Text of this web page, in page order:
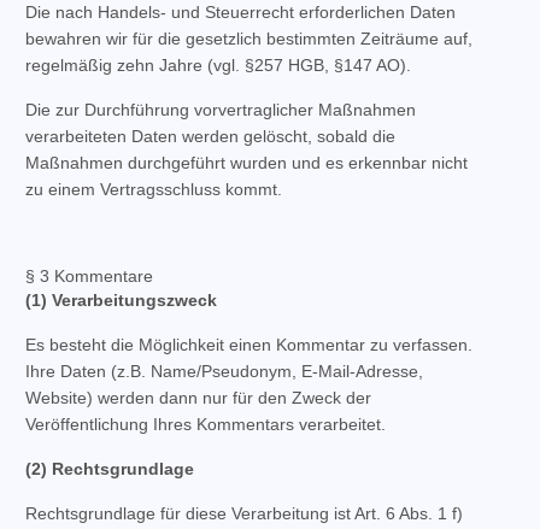
Die nach Handels- und Steuerrecht erforderlichen Daten
bewahren wir für die gesetzlich bestimmten Zeiträume auf,
regelmäßig zehn Jahre (vgl. §257 HGB, §147 AO).
Die zur Durchführung vorvertraglicher Maßnahmen
verarbeiteten Daten werden gelöscht, sobald die
Maßnahmen durchgeführt wurden und es erkennbar nicht
zu einem Vertragsschluss kommt.
§ 3 Kommentare
(1) Verarbeitungszweck
Es besteht die Möglichkeit einen Kommentar zu verfassen.
Ihre Daten (z.B. Name/Pseudonym, E-Mail-Adresse,
Website) werden dann nur für den Zweck der
Veröffentlichung Ihres Kommentars verarbeitet.
(2) Rechtsgrundlage
Rechtsgrundlage für diese Verarbeitung ist Art. 6 Abs. 1 f)